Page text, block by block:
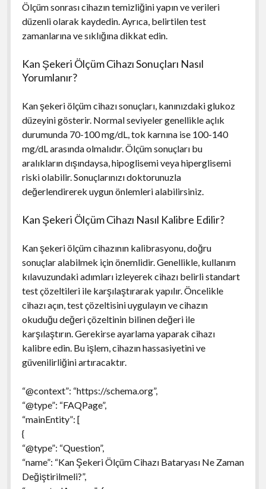
Ölçüm sonrası cihazın temizliğini yapın ve verileri
düzenli olarak kaydedin. Ayrıca, belirtilen test
zamanlarına ve sıklığına dikkat edin.
Kan Şekeri Ölçüm Cihazı Sonuçları Nasıl
Yorumlanır?
Kan şekeri ölçüm cihazı sonuçları, kanınızdaki glukoz
düzeyini gösterir. Normal seviyeler genellikle açlık
durumunda 70-100 mg/dL, tok karnına ise 100-140
mg/dL arasında olmalıdır. Ölçüm sonuçları bu
aralıkların dışındaysa, hipoglisemi veya hiperglisemi
riski olabilir. Sonuçlarınızı doktorunuzla
değerlendirerek uygun önlemleri alabilirsiniz.
Kan Şekeri Ölçüm Cihazı Nasıl Kalibre Edilir?
Kan şekeri ölçüm cihazının kalibrasyonu, doğru
sonuçlar alabilmek için önemlidir. Genellikle, kullanım
kılavuzundaki adımları izleyerek cihazı belirli standart
test çözeltileri ile karşılaştırarak yapılır. Öncelikle
cihazı açın, test çözeltisini uygulayın ve cihazın
okuduğu değeri çözeltinin bilinen değeri ile
karşılaştırın. Gerekirse ayarlama yaparak cihazı
kalibre edin. Bu işlem, cihazın hassasiyetini ve
güvenilirliğini artıracaktır.
“@context”: “https://schema.org”,
“@type”: “FAQPage”,
“mainEntity”: [
{
“@type”: “Question”,
“name”: “Kan Şekeri Ölçüm Cihazı Bataryası Ne Zaman
Değiştirilmeli?”,